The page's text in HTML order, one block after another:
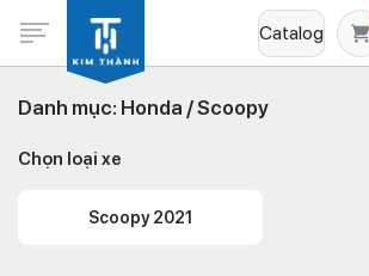
Catalog
Danh mục: Honda /Scoopy
Chọn loại xe
Scoopy 2021